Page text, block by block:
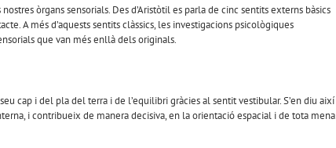
òrgans sensorials. Des d’Aristòtil es parla de cinc sentits externs bàsics
A més d’aquests sentits clàssics, les investigacions psicològiques
que van més enllà dels originals.
cap i del pla del terra i de l’equilibri gràcies al sentit vestibular. S’en diu així
i contribueix de manera decisiva, en la orientació espacial i de tota mena